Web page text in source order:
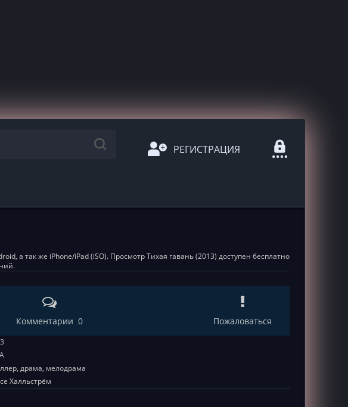
РЕГИСТРАЦИЯ
а так же iPhone/iPad (iSO). Просмотр Тихая гавань (2013) доступен бесплатно
Комментарии 0 Пожаловаться
драма, мелодрама
Халльстрём